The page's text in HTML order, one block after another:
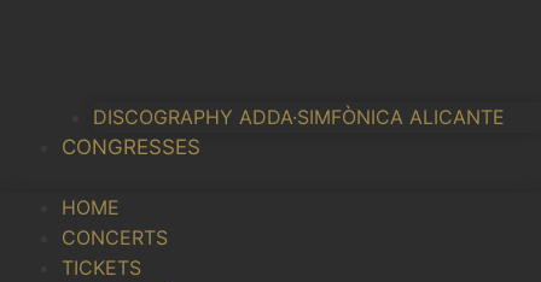
DISCOGRAPHY ADDA·SIMFÒNICA ALICANTE
CONGRESSES
HOME
CONCERTS
TICKETS